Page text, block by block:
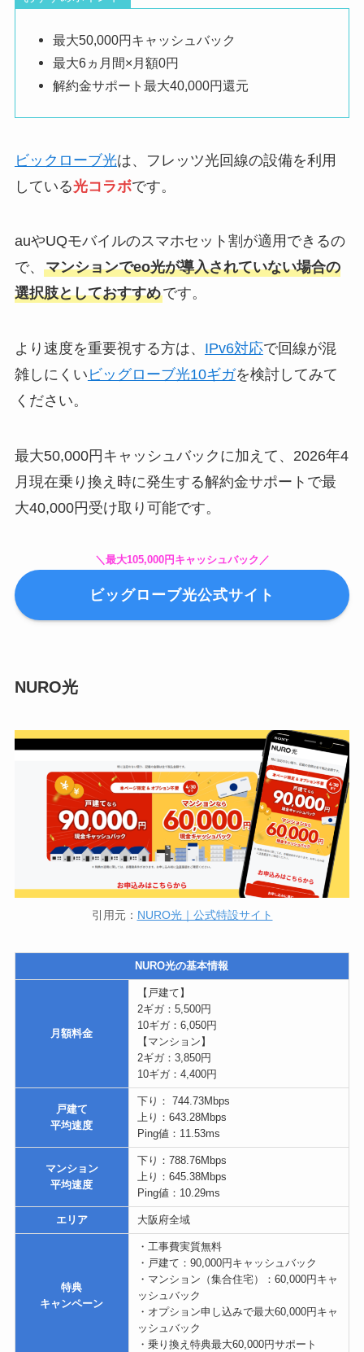
最大50,000円キャッシュバック
最大6ヵ月間×月額0円
解約金サポート最大40,000円還元
ビックローブ光は、フレッツ光回線の設備を利用
している光コラボです。
auやUQモバイルのスマホセット割が適用できるの
で、 マンションでeo光が導入されていない場合の
選択肢としておすすめです。
より速度を重要視する方は、 IPv6対応で回線が混
雑しにくい ビッグローブ光10ギガを検討してみて
ください。
最大50,000円キャッシュバックに加えて、2026年4
月現在乗り換え時に発生する解約金サポートで最
大40,000円受け取り可能です。
＼ 最大105,000円キャッシュバック ／
ビッグローブ光公式サイト
NURO光
引用元： NURO光｜公式特設サイト
NURO光の基本情報
月額料金
【戸建て】
2ギガ：5,500円
10ギガ：6,050円
【マンション】
2ギガ：3,850円
10ギガ：4,400円
戸建て
平均速度
下り： 744.73Mbps
上り：643.28Mbps
Ping値：11.53ms
マンション
平均速度
下り：788.76Mbps
上り：645.38Mbps
Ping値：10.29ms
エリア 大阪府全域
特典
キャンペーン
・工事費実質無料
・戸建て：90,000円キャッシュバック
・マンション（集合住宅）：60,000円キャ
ッシュバック
・オプション申し込みで最大60,000円キャ
ッシュバック
・乗り換え特典最大60,000円サポート